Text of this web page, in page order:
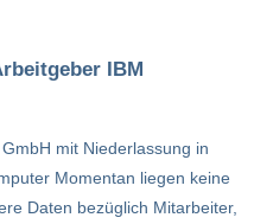
IBM
mit Niederlassung in
Momentan liegen keine
Daten bezüglich Mitarbeiter,